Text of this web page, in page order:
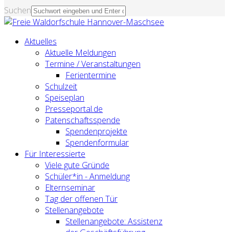
Suchen
Aktuelles
Aktuelle Meldungen
Termine / Veranstaltungen
Ferientermine
Schulzeit
Speiseplan
Presseportal.de
Patenschaftsspende
Spendenprojekte
Spendenformular
Für Interessierte
Viele gute Gründe
Schüler*in - Anmeldung
Elternseminar
Tag der offenen Tür
Stellenangebote
Stellenangebote: Assistenz